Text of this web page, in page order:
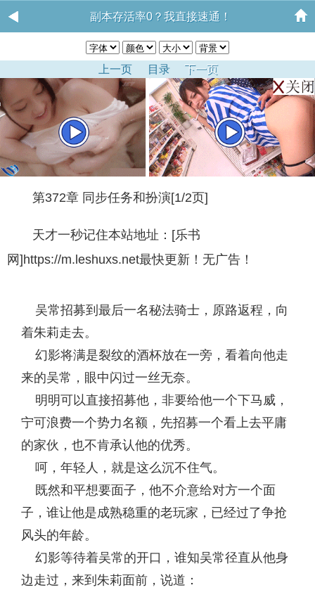
副本存活率0？我直接速通！
上一页 目录 下一页
第372章 同步任务和扮演[1/2页]
天才一秒记住本站地址：[乐书
网]https://m.leshuxs.net最快更新！无广告！
吴常招募到最后一名秘法骑士，原路返程，向
着朱莉走去。
幻影将满是裂纹的酒杯放在一旁，看着向他走
来的吴常，眼中闪过一丝无奈。
明明可以直接招募他，非要给他一个下马威，
宁可浪费一个势力名额，先招募一个看上去平庸
的家伙，也不肯承认他的优秀。
呵，年轻人，就是这么沉不住气。
既然和平想要面子，他不介意给对方一个面
子，谁让他是成熟稳重的老玩家，已经过了争抢
风头的年龄。
幻影等待着吴常的开口，谁知吴常径直从他身
边走过，来到朱莉面前，说道：